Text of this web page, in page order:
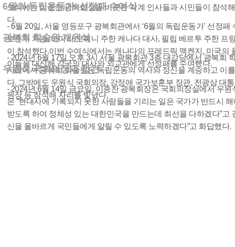
모식에는 이종찬 광복회장을 비롯한 각계 인사들과 시민들이 참석
다.
6월의 독립운동가’ 선정패 수여식
- 6월 20일, 서울 영등포구 광복회관에서 ‘6월의 독립운동가’ 선정
보훈부 차관, 타마라 모휘니 주한 캐나다 대사, 필립 베르투 주한 프
이 참석했다.이번 수여식에서는 캐나다의 프레드릭 맥켄지, 미국의
이들을 대신해 각국의 대사와 외교관에게 선정패를 수여했다.
광복회 학술원 개원식
- 2024년 6월 17일 오후 3시 서울 광복회관 3층 대강당에서 광복회
자리에서 광복회 학술원은 독립운동의 역사와 정신을 계승하고 이
다. 그밖에도 우원식 국회의장, 강정애 국가보훈부 장관, 전광삼 대
원장 등 참석해 자리를 빛냈다.
우원식 국회의장과 접견
- 2024년 6월 14일 금요일, 이종찬 광복회장은 국회의장실에서 우
은 “현대사에 기록되지 못한 사람들을 기리는 일은 국가가 반드시
받도록 하여 정체성 있는 대한민국을 만드는데 최선을 다하겠다”고
신을 올바르게 국민들에게 알릴 수 있도록 노력하겠다”고 화답했다.